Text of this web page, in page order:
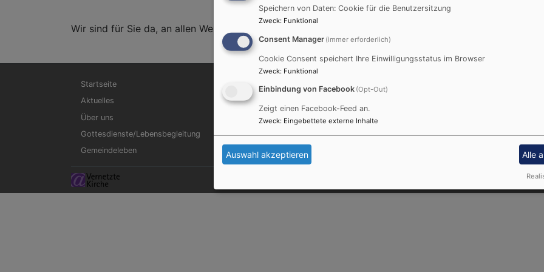
Wir sind für Sie da, an allen Wendepunkten Ihres Lebens.
Hauptnavigation
Startseite
Aktuelles
Über uns
Gottesdienste/Lebensbegleitung
Gemeindeleben
Kontakt
Impressum
Datenschutzerklärung
Speichern von Daten: Cookie für die Benutzersitzung
Zweck: Funktional
Consent Manager (immer erforderlich)
Cookie Consent speichert Ihre Einwilligungsstatus im Browser
Zweck: Funktional
Einbindung von Facebook (Opt-Out)
Zeigt einen Facebook-Feed an.
Zweck: Eingebettete externe Inhalte
Auswahl akzeptieren Alle